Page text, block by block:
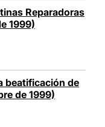
Reparadoras
1999)
beatificación de
de 1999)